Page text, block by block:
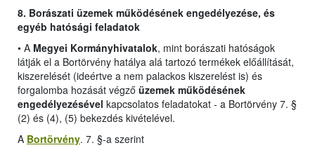
8. Borászati üzemek működésének engedélyezése, és
egyéb hatósági feladatok
• A Megyei Kormányhivatalok, mint borászati hatóságok
látják el a Bortörvény hatálya alá tartozó termékek előállítását,
kiszerelését (ideértve a nem palackos kiszerelést is) és
forgalomba hozását végző üzemek működésének
engedélyezésével kapcsolatos feladatokat - a Bortörvény 7. §
(2) és (4), (5) bekezdés kivételével.
A Bortörvény. 7. §-a szerint